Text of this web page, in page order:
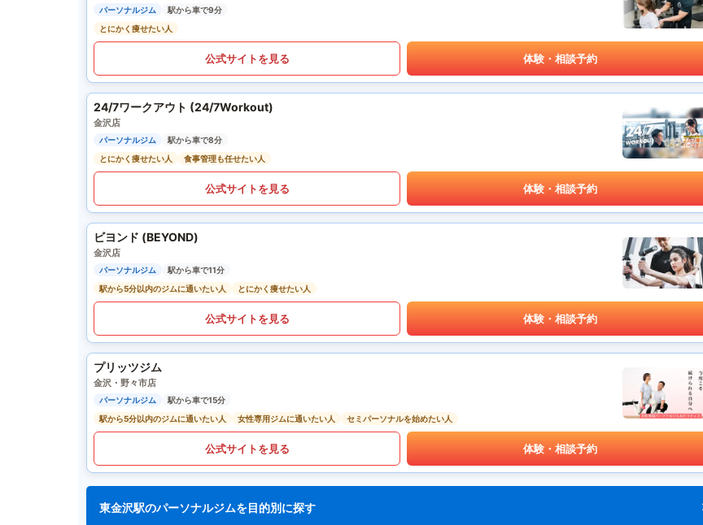
パーソナルジム
駅から車で9分
とにかく痩せたい人
公式サイトを見る 体験・相談予約
24/7ワークアウト (24/7Workout)
金沢店
パーソナルジム
駅から車で8分
とにかく痩せたい人
食事管理も任せたい人
公式サイトを見る 体験・相談予約
ビヨンド (BEYOND)
金沢店
パーソナルジム
駅から車で11分
駅から5分以内のジムに通いたい人
とにかく痩せたい人
公式サイトを見る 体験・相談予約
プリッツジム
金沢・野々市店
パーソナルジム
駅から車で15分
駅から5分以内のジムに通いたい人
女性専用ジムに通いたい人 セミパーソナルを始めたい人
公式サイトを見る 体験・相談予約
東金沢駅のパーソナルジムを目的別に探す